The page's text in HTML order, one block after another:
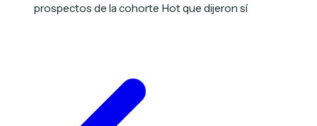
prospectos de la cohorte Hot que dijeron sí